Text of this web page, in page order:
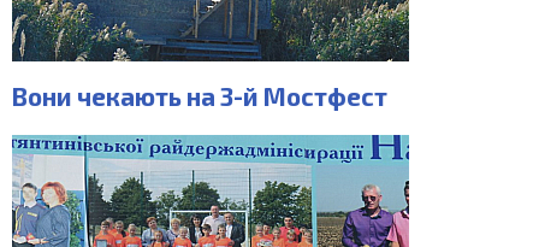
Вони чекають на 3-й Мостфест